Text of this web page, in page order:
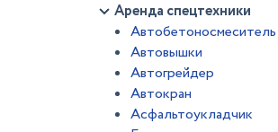
Аренда спецтехники
Автобетоносмеситель
Автовышки
Автогрейдер
Автокран
Асфальтоукладчик